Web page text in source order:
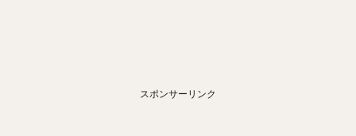
スポンサーリンク